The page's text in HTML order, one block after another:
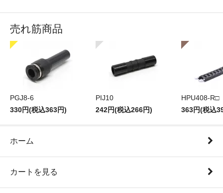
売れ筋商品
PGJ8-6
330円(税込363円)
PIJ10
242円(税込266円)
HPU408-R□
363円(税込
ホーム
カートを見る